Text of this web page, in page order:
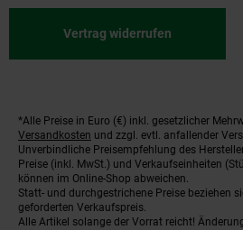
Vertrag widerrufen
Fußnoten
*Alle Preise in Euro (€) inkl. gesetzlicher
Versandkosten und zzgl. evtl. anfallender
Unverbindliche Preisempfehlung des
Preise (inkl. MwSt.) und Verkaufseinheiten
können im Online-Shop abweichen.
Statt- und durchgestrichene Preise beziehen
geforderten Verkaufspreis.
Alle Artikel solange der Vorrat reicht!